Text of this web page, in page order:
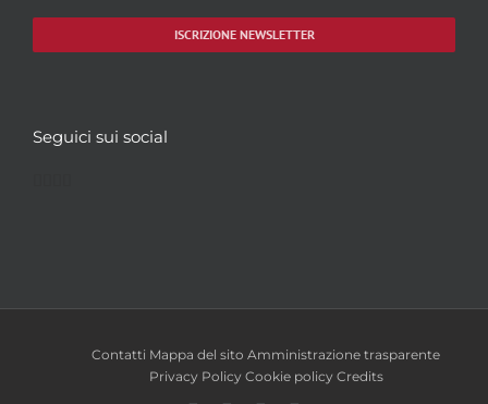
ISCRIZIONE NEWSLETTER
Seguici sui social
Contatti Mappa del sito Amministrazione trasparente
Privacy Policy Cookie policy Credits